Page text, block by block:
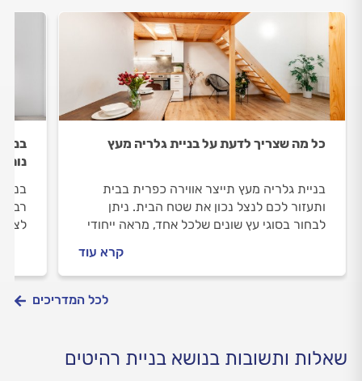
כל מה שצריך לדעת על בניית גלריה מעץ
בניית גלריה מעץ תייצר אווירה כפרית בבית
ותעזור לכם לנצל נכון את שטח הבית. ניתן
לבחור בסוגי עץ שונים שלכל אחד, מראה ייחודי
איתכם לאורך זמן. כל מה שחשוב לדעת לפני
שבונים גלריה מעץ, במדריך הבא.
קרא עוד
לכל המדריכים
שאלות ותשובות בנושא בניית רהיטים